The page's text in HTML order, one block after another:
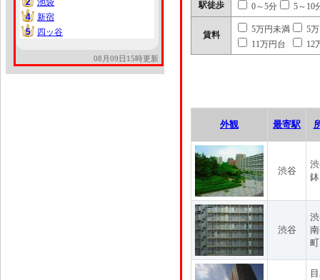
2
2
池袋
4
4
新宿
5
5 四ッ谷
08月09日15時更新
駅徒歩 0～5分 5～10
賃料
5万円未満
5
11万円台
12
外観 最寄駅
渋谷
渋谷